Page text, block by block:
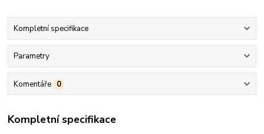
Kompletní specifikace
Parametry
Komentáře 0
Kompletní specifikace